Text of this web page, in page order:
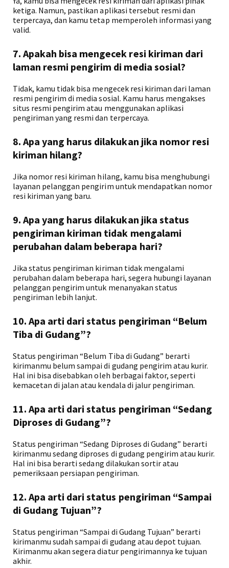
ketiga. Namun, pastikan aplikasi tersebut resmi dan
terpercaya, dan kamu tetap memperoleh informasi yang
valid.
7. Apakah bisa mengecek resi kiriman dari
laman resmi pengirim di media sosial?
Tidak, kamu tidak bisa mengecek resi kiriman dari laman
resmi pengirim di media sosial. Kamu harus mengakses
situs resmi pengirim atau menggunakan aplikasi
pengiriman yang resmi dan terpercaya.
8. Apa yang harus dilakukan jika nomor resi
kiriman hilang?
Jika nomor resi kiriman hilang, kamu bisa menghubungi
layanan pelanggan pengirim untuk mendapatkan nomor
resi kiriman yang baru.
9. Apa yang harus dilakukan jika status
pengiriman kiriman tidak mengalami
perubahan dalam beberapa hari?
Jika status pengiriman kiriman tidak mengalami
perubahan dalam beberapa hari, segera hubungi layanan
pelanggan pengirim untuk menanyakan status
pengiriman lebih lanjut.
10. Apa arti dari status pengiriman “Belum
Tiba di Gudang”?
Status pengiriman “Belum Tiba di Gudang” berarti
kirimanmu belum sampai di gudang pengirim atau kurir.
Hal ini bisa disebabkan oleh berbagai faktor, seperti
kemacetan di jalan atau kendala di jalur pengiriman.
11. Apa arti dari status pengiriman “Sedang
Diproses di Gudang”?
Status pengiriman “Sedang Diproses di Gudang” berarti
kirimanmu sedang diproses di gudang pengirim atau kurir.
Hal ini bisa berarti sedang dilakukan sortir atau
pemeriksaan persiapan pengiriman.
12. Apa arti dari status pengiriman “Sampai
di Gudang Tujuan”?
Status pengiriman “Sampai di Gudang Tujuan” berarti
kirimanmu sudah sampai di gudang atau depot tujuan.
Kirimanmu akan segera diatur pengirimannya ke tujuan
akhir.